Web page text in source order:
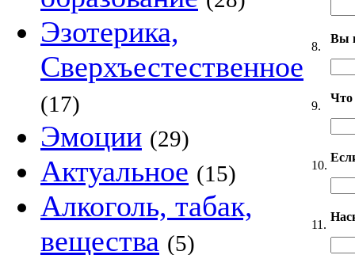
Эзотерика,
Сверхъестественное
(17)
Эмоции (29)
Актуальное (15)
Алкоголь, табак,
вещества (5)
8.
Вы
9.
Что
10.
11.